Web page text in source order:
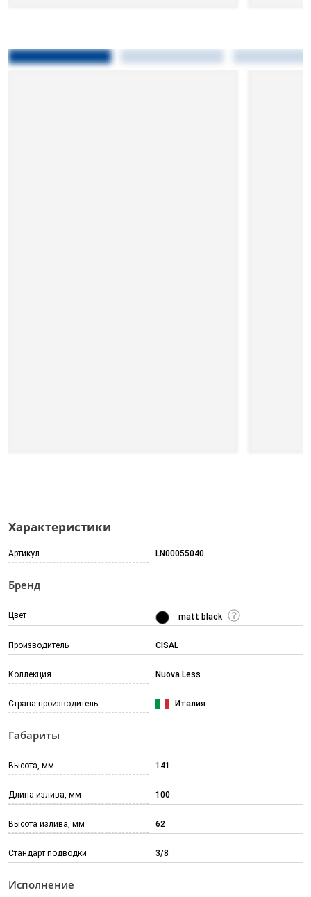
Характеристики
Артикул LN00055040
Бренд
Цвет matt black
Производитель CISAL
Коллекция Nuova Less
Страна-производитель Италия
Габариты
Высота, мм 141
Длина излива, мм 100
Высота излива, мм 62
Стандарт подводки 3/8
Исполнение